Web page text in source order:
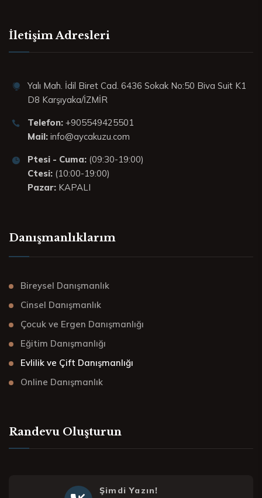
İletişim Adresleri
Yalı Mah. İdil Biret Cad. 6436 Sokak No:50 Biva Suit K1
D8 Karşıyaka/İZMİR
Telefon: +905549425501
Mail: info@aycakuzu.com
Ptesi - Cuma: (09:30-19:00)
Ctesi: (10:00-19:00)
Pazar: KAPALI
Danışmanlıklarım
Bireysel Danışmanlık
Cinsel Danışmanlık
Çocuk ve Ergen Danışmanlığı
Eğitim Danışmanlığı
Evlilik ve Çift Danışmanlığı
Online Danışmanlık
Randevu Oluşturun
Şimdi Yazın!